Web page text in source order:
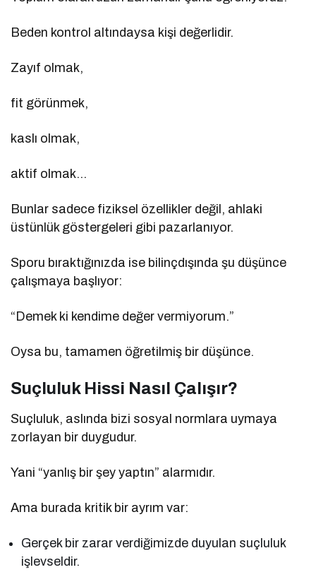
Beden kontrol altındaysa kişi değerlidir.
Zayıf olmak,
fit görünmek,
kaslı olmak,
aktif olmak…
Bunlar sadece fiziksel özellikler değil, ahlaki
üstünlük göstergeleri gibi pazarlanıyor.
Sporu bıraktığınızda ise bilinçdışında şu düşünce
çalışmaya başlıyor:
“Demek ki kendime değer vermiyorum.”
Oysa bu, tamamen öğretilmiş bir düşünce.
Suçluluk Hissi Nasıl Çalışır?
Suçluluk, aslında bizi sosyal normlara uymaya
zorlayan bir duygudur.
Yani “yanlış bir şey yaptın” alarmıdır.
Ama burada kritik bir ayrım var:
Gerçek bir zarar verdiğimizde duyulan suçluluk
işlevseldir.